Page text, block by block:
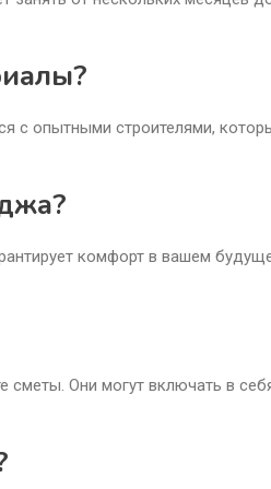
с опытными строителями,
комфорт в вашем
сметы. Они могут включать в